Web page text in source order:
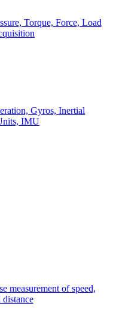
Torque, Force, Load
Gyros, Inertial
IMU
measurement of speed,